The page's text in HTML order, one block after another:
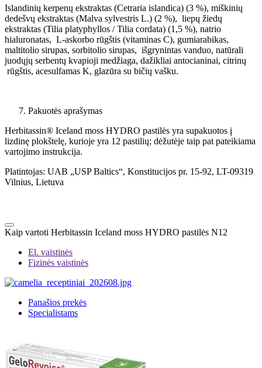
Islandinių kerpenų ekstraktas (Cetraria islandica) (3 %), miškinių
dedešvų ekstraktas (Malva sylvestris L.) (2 %), liepų žiedų
ekstraktas (Tilia platyphyllos / Tilia cordata) (1,5 %), natrio
hialuronatas, L-askorbo rūgštis (vitaminas C), gumiarabikas,
maltitolio sirupas, sorbitolio sirupas, išgrynintas vanduo, natūrali
juodųjų serbentų kvapioji medžiaga, dažikliai antocianinai, citrinų
rūgštis, acesulfamas K, glazūra su bičių vašku.
Pakuotės aprašymas
Herbitassin® Iceland moss HYDRO pastilės yra supakuotos į
lizdinę plokštelę, kurioje yra 12 pastilių; dėžutėje taip pat pateikiama
vartojimo instrukcija.
Platintojas: UAB „USP Baltics“, Konstitucijos pr. 15-92, LT-09319
Vilnius, Lietuva
Kaip vartoti Herbitassin Iceland moss HYDRO pastilės N12
El. vaistinės
Fizinės vaistinės
Panašios prekės
Specialistams